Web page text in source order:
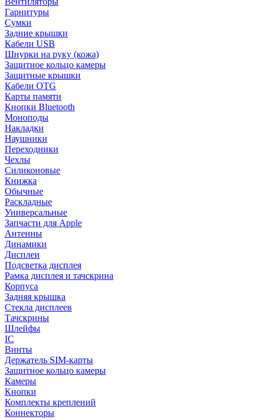
Гарнитуры
Сумки
Задние крышки
Кабели USB
Шнурки на руку (кожа)
Защитное кольцо камеры
Защитные крышки
Кабели OTG
Карты памяти
Кнопки Bluetooth
Моноподы
Накладки
Наушники
Переходники
Чехлы
Силиконовые
Книжка
Обычные
Раскладные
Универсальные
Запчасти для Apple
Антенны
Динамики
Дисплеи
Подсветка дисплея
Рамка дисплея и тачскрина
Корпуса
Задняя крышка
Стекла дисплеев
Тачскрины
Шлейфы
IC
Винты
Держатель SIM-карты
Защитное кольцо камеры
Камеры
Кнопки
Комплекты креплений
Коннекторы